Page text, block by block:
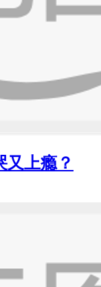
又上瘾？